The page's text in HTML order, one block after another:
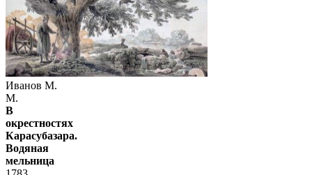
Иванов М.
М.
В
окрестностях
Карасубазара.
Водяная
мельница